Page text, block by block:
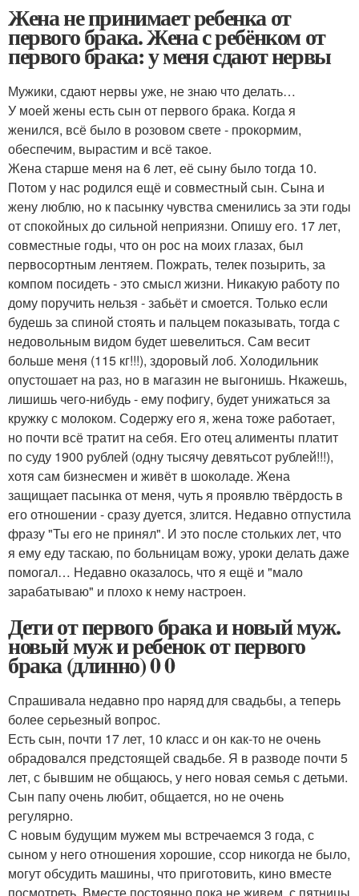
Жена не принимает ребенка от
первого брака. Жена с ребёнком от
первого брака: у меня сдают нервы
Мужики, сдают нервы уже, не знаю что делать…
У моей жены есть сын от первого брака. Когда я
женился, всё было в розовом свете - прокормим,
обеспечим, вырастим и всё такое.
Жена старше меня на 6 лет, её сыну было тогда 10.
Потом у нас родился ещё и совместный сын. Сына и
жену люблю, но к пасынку чувства сменились за эти годы
от спокойных до сильной неприязни. Опишу его. 17 лет,
совместные годы, что он рос на моих глазах, был
первосортным лентяем. Пожрать, телек позырить, за
компом посидеть - это смысл жизни. Никакую работу по
дому поручить нельзя - забьёт и смоется. Только если
будешь за спиной стоять и пальцем показывать, тогда с
недовольным видом будет шевелиться. Сам весит
больше меня (115 кг!!!), здоровый лоб. Холодильник
опустошает на раз, но в магазин не выгонишь. Нкажешь,
лишишь чего-нибудь - ему пофигу, будет унижаться за
кружку с молоком. Содержу его я, жена тоже работает,
но почти всё тратит на себя. Его отец алименты платит
по суду 1900 рублей (одну тысячу девятьсот рублей!!!),
хотя сам бизнесмен и живёт в шоколаде. Жена
защищает пасынка от меня, чуть я проявлю твёрдость в
его отношении - сразу дуется, злится. Недавно отпустила
фразу "Ты его не принял". И это после стольких лет, что
я ему еду таскаю, по больницам вожу, уроки делать даже
помогал… Недавно оказалось, что я ещё и "мало
зарабатываю" и плохо к нему настроен.
Дети от первого брака и новый муж.
новый муж и ребенок от первого
брака (длинно) 0 0
Спрашивала недавно про наряд для свадьбы, а теперь
более серьезный вопрос.
Есть сын, почти 17 лет, 10 класс и он как-то не очень
обрадовался предстоящей свадьбе. Я в разводе почти 5
лет, с бывшим не общаюсь, у него новая семья с детьми.
Сын папу очень любит, общается, но не очень
регулярно.
С новым будущим мужем мы встречаемся 3 года, с
сыном у него отношения хорошие, ссор никогда не было,
могут обсудить машины, что приготовить, кино вместе